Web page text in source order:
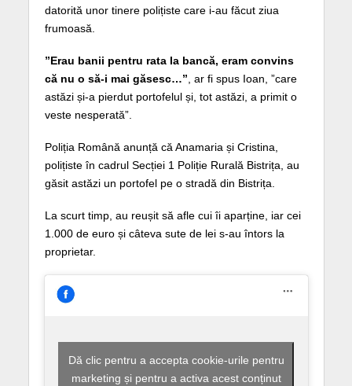
datorită unor tinere polițiste care i-au făcut ziua
frumoasă.
”Erau banii pentru rata la bancă, eram convins
că nu o să-i mai găsesc…” , ar fi spus Ioan, ”care
astăzi și-a pierdut portofelul și, tot astăzi, a primit o
veste nesperată”.
Poliția Română anunță că Anamaria și Cristina,
polițiste în cadrul Secției 1 Poliție Rurală Bistrița, au
găsit astăzi un portofel pe o stradă din Bistrița.
La scurt timp, au reușit să afle cui îi aparține, iar cei
1.000 de euro și câteva sute de lei s-au întors la
proprietar.
Dă clic pentru a accepta cookie-urile pentru
marketing și pentru a activa acest conținut